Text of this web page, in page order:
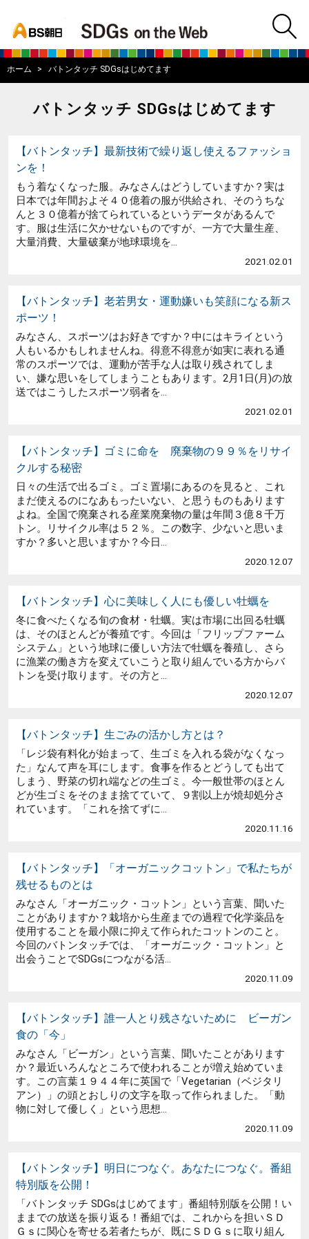
BS朝日SDGs
ホーム バトンタッチ SDGsはじめてます
バトンタッチ SDGsはじめてます
【バトンタッチ】最新技術で繰り返し使えるファッショ
ンを！
もう着なくなった服。みなさんはどうしていますか？実は
日本では年間およそ４０億着の服が供給され、そのうちな
んと３０億着が捨てられているというデータがあるんで
す。服は生活に欠かせないものですが、一方で大量生産、
大量消費、大量破棄が地球環境を...
2021.02.01
【バトンタッチ】老若男女・運動嫌いも笑顔になる新ス
ポーツ！
みなさん、スポーツはお好きですか？中にはキライという
人もいるかもしれませんね。得意不得意が如実に表れる通
常のスポーツでは、運動が苦手な人は取り残されてしま
い、嫌な思いをしてしまうこともあります。2月1日(月)の放
送ではこうしたスポーツ弱者を...
2021.02.01
【バトンタッチ】ゴミに命を 廃棄物の９９％をリサイ
クルする秘密
日々の生活で出るゴミ。ゴミ置場にあるのを見ると、これ
まだ使えるのになあもったいない、と思うものもあります
よね。全国で廃棄される産業廃棄物の量は年間３億８千万
トン。リサイクル率は５２％。この数字、少ないと思いま
すか？多いと思いますか？今日...
2020.12.07
【バトンタッチ】心に美味しく人にも優しい牡蠣を
冬に食べたくなる旬の食材・牡蠣。実は市場に出回る牡蠣
は、そのほとんどが養殖です。今回は「フリップファーム
システム」という地球に優しい方法で牡蠣を養殖し、さら
に漁業の働き方を変えていこうと取り組んでいる方からバ
トンを受け取ります。その方と...
2020.12.07
【バトンタッチ】生ごみの活かし方とは？
「レジ袋有料化が始まって、生ゴミを入れる袋がなくなっ
た」なんて声を耳にします。食事を作るとどうしても出て
しまう、野菜の切れ端などの生ゴミ。今一般世帯のほとん
どが生ゴミをそのまま捨てていて、９割以上が焼却処分さ
れています。「これを捨てずに...
2020.11.16
【バトンタッチ】「オーガニックコットン」で私たちが
残せるものとは
みなさん「オーガニック・コットン」という言葉、聞いた
ことがありますか？栽培から生産までの過程で化学薬品を
使用することを最小限に抑えて作られたコットンのこと。
今回のバトンタッチでは、「オーガニック・コットン」と
出会うことでSDGsにつながる活...
2020.11.09
【バトンタッチ】誰一人とり残さないために ビーガン
食の「今」
みなさん「ビーガン」という言葉、聞いたことがあります
か？最近いろんなところで使われることが増え始めていま
す。この言葉１９４４年に英国で「Vegetarian（ベジタリ
アン）」の頭とおしりの文字を取って作られました。「動
物に対して優しく」という思想...
2020.11.09
【バトンタッチ】明日につなぐ。あなたにつなぐ。番組
特別版を公開！
「バトンタッチ SDGsはじめてます」番組特別版を公開！い
ままでの放送を振り返る！番組では、これからを担いＳＤ
Ｇｓに関心を寄せる若者たちが、既にＳＤＧｓに取り組ん